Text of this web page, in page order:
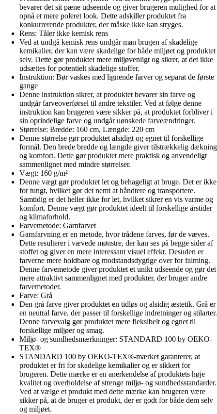
bevarer det sit pæne udseende og giver brugeren mulighed for at
opnå et mere poleret look. Dette adskiller produktet fra
konkurrerende produkter, der måske ikke kan stryges.
Rens: Tåler ikke kemisk rens
Ved at undgå kemisk rens undgår man brugen af skadelige
kemikalier, der kan være skadelige for både miljøet og produktet
selv. Dette gør produktet mere miljøvenligt og sikrer, at det ikke
udsættes for potentielt skadelige stoffer.
Instruktion: Bør vaskes med lignende farver og separat de første
gange
Denne instruktion sikrer, at produktet bevarer sin farve og
undgår farveoverførsel til andre tekstiler. Ved at følge denne
instruktion kan brugeren være sikker på, at produktet forbliver i
sin oprindelige farve og undgår uønskede farveændringer.
Størrelse: Bredde: 160 cm, Længde: 220 cm
Denne størrelse gør produktet alsidigt og egnet til forskellige
formål. Den brede bredde og længde giver tilstrækkelig dækning
og komfort. Dette gør produktet mere praktisk og anvendeligt
sammenlignet med mindre størrelser.
Vægt: 160 g/m²
Denne vægt gør produktet let og behageligt at bruge. Det er ikke
for tungt, hvilket gør det nemt at håndtere og transportere.
Samtidig er det heller ikke for let, hvilket sikrer en vis varme og
komfort. Denne vægt gør produktet ideelt til forskellige årstider
og klimaforhold.
Farvemetode: Garnfarvet
Garnfarvning er en metode, hvor trådene farves, før de væves.
Dette resulterer i vævede mønstre, der kan ses på begge sider af
stoffet og giver en mere interessant visuel effekt. Desuden er
farverne mere holdbare og modstandsdygtige over for falming.
Denne farvemetode giver produktet et unikt udseende og gør det
mere attraktivt sammenlignet med produkter, der bruger andre
farvemetoder.
Farve: Grå
Den grå farve giver produktet en tidløs og alsidig æstetik. Grå er
en neutral farve, der passer til forskellige indretninger og stilarter.
Denne farvevalg gør produktet mere fleksibelt og egnet til
forskellige miljøer og smag.
Miljø- og sundhedsmærkninger: STANDARD 100 by OEKO-
TEX®
STANDARD 100 by OEKO-TEX®-mærket garanterer, at
produktet er fri for skadelige kemikalier og er sikkert for
brugeren. Dette mærke er en anerkendelse af produktets høje
kvalitet og overholdelse af strenge miljø- og sundhedsstandarder.
Ved at vælge et produkt med dette mærke kan brugeren være
sikker på, at de bruger et produkt, der er godt for både dem selv
og miljøet.